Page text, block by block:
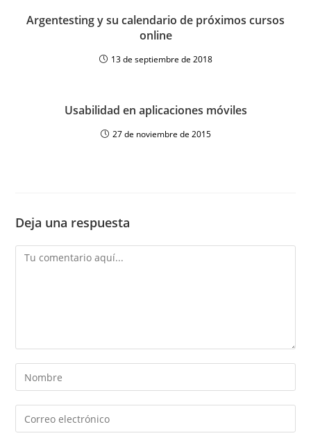
Argentesting y su calendario de próximos cursos
online
13 de septiembre de 2018
Usabilidad en aplicaciones móviles
27 de noviembre de 2015
Deja una respuesta